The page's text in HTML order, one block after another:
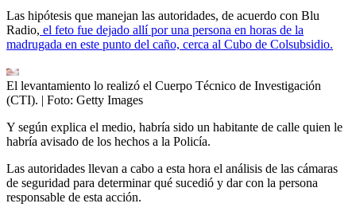
Las hipótesis que manejan las autoridades, de acuerdo con Blu
Radio, el feto fue dejado allí por una persona en horas de la
madrugada en este punto del caño, cerca al Cubo de Colsubsidio.
El levantamiento lo realizó el Cuerpo Técnico de Investigación
(CTI). | Foto: Getty Images
Y según explica el medio, habría sido un habitante de calle quien le
habría avisado de los hechos a la Policía.
Las autoridades llevan a cabo a esta hora el análisis de las cámaras
de seguridad para determinar qué sucedió y dar con la persona
responsable de esta acción.